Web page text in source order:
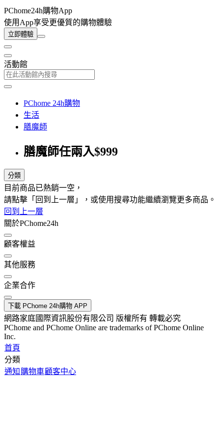
PChome24h購物App
使用App享受更優質的購物體驗
立即體驗
活動館
PChome 24h購物
生活
膳魔師
膳魔師任兩入$999
分類
目前商品已熱銷一空，
請點擊「回到上一層」，或使用搜尋功能繼續瀏覽更多商品。
回到上一層
關於PChome24h
顧客權益
其他服務
企業合作
下載 PChome 24h購物 APP
網路家庭國際資訊股份有限公司 版權所有 轉載必究
PChome and PChome Online are trademarks of PChome Online
Inc.
首頁
分類
通知 購物車顧客中心